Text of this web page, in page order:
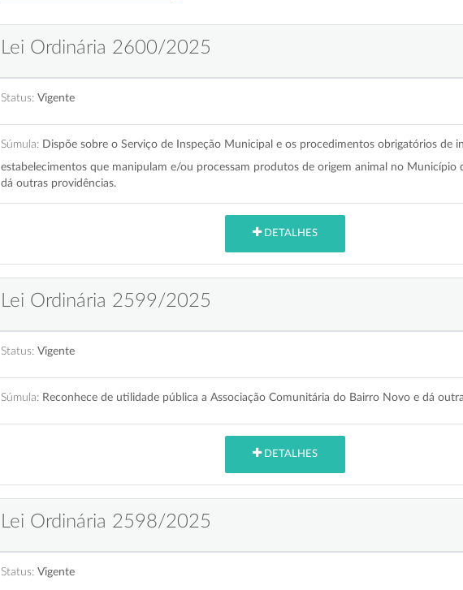
Lei Ordinária 2600/2025
Status: Vigente
Súmula: Dispõe sobre o Serviço de Inspeção Municipal e os procedimentos obrigatórios de
estabelecimentos que manipulam e/ou processam produtos de origem animal no Município
dá outras providências.
DETALHES
Lei Ordinária 2599/2025
Status: Vigente
Súmula: Reconhece de utilidade pública a Associação Comunitária do Bairro Novo e dá
DETALHES
Lei Ordinária 2598/2025
Status: Vigente